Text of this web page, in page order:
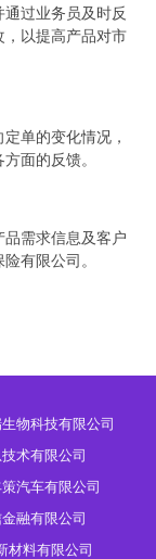
过业务员及时反
，以提高产品对市
单的变化情况，
面的反馈。
需求信息及客户
有限公司。
物科技有限公司
术有限公司
汽车有限公司
融有限公司
材料有限公司